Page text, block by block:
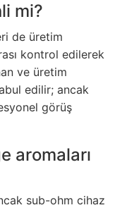
mi?
de üretim
kontrol edilerek
ve üretim
edilir; ancak
görüş
aromaları
sub-ohm cihaz